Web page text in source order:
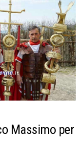
Massimo per